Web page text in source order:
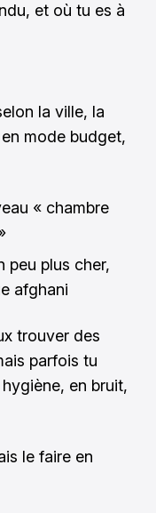
et où tu es à
la ville, la
mode budget,
« chambre
peu plus cher,
afghani
trouver des
parfois tu
en bruit,
le faire en